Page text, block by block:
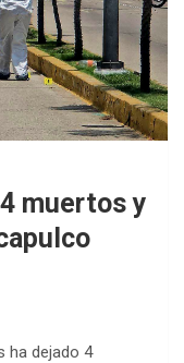
muertos y
ha dejado 4